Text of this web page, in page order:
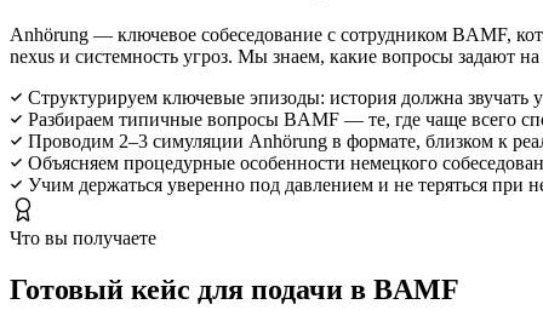
Anhörung — ключевое собеседование с сотрудником BAMF,
nexus и системность угроз. Мы знаем, какие вопросы задают
Структурируем ключевые эпизоды: история должна звучать
Разбираем типичные вопросы BAMF — те, где чаще всего
Проводим 2–3 симуляции Anhörung в формате, близком к
Объясняем процедурные особенности немецкого
Учим держаться уверенно под давлением и не теряться при
Что вы получаете
Готовый кейс для подачи в BAMF